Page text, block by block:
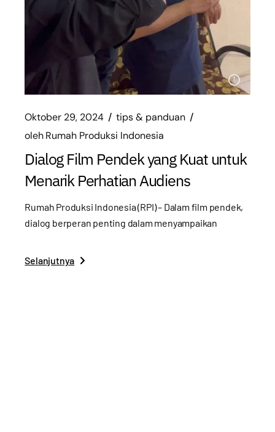
Oktober 29, 2024
tips & panduan
olehRumah Produksi Indonesia
Dialog Film Pendek yang Kuat untuk
Menarik Perhatian Audiens
Rumah Produksi Indonesia (RPI) – Dalam film pendek,
dialog berperan penting dalam menyampaikan
Selanjutnya